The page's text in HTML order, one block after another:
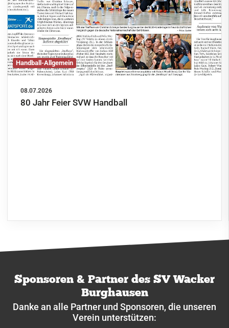
Handball-Allgemein
08.07.2026
80 Jahr Feier SVW Handball
Sponsoren & Partner des SV Wacker
Burghausen
Danke an alle Partner und Sponsoren, die unseren
Verein unterstützen: